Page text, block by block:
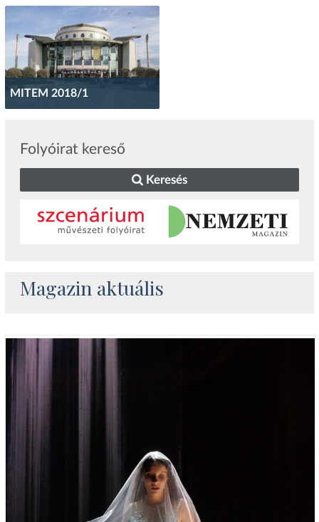
MITEM 2018/1
Folyóirat kereső
Keresés
Magazin aktuális